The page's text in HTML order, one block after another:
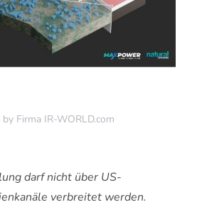
by Firma IR-WORLD.com
darf nicht über US-
verbreitet werden.